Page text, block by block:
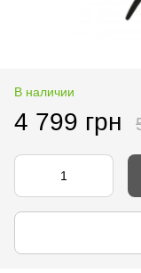
В наличии
4 799 грн